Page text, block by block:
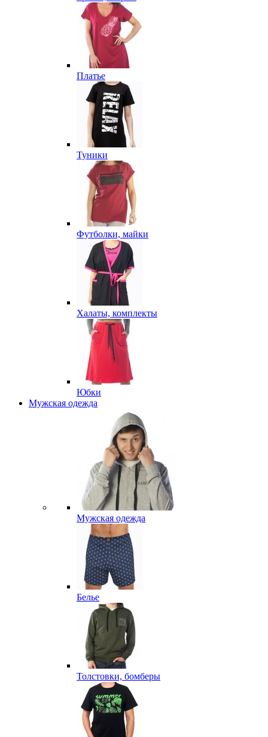
Платье
Туники
Футболки, майки
Халаты, комплекты
Юбки
Мужская одежда
Мужская одежда
Белье
Толстовки, бомберы